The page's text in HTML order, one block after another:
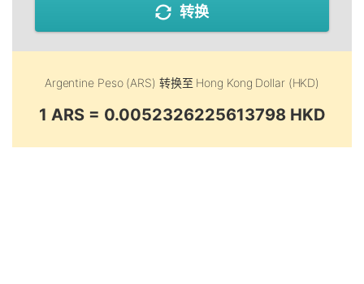
转换
Argentine Peso (ARS) 转换至 Hong Kong Dollar (HKD)
1 ARS = 0.0052326225613798 HKD